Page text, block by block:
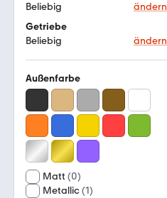
Beliebig
ändern
Getriebe
Beliebig
ändern
Außenfarbe
Matt (0)
Metallic(1)